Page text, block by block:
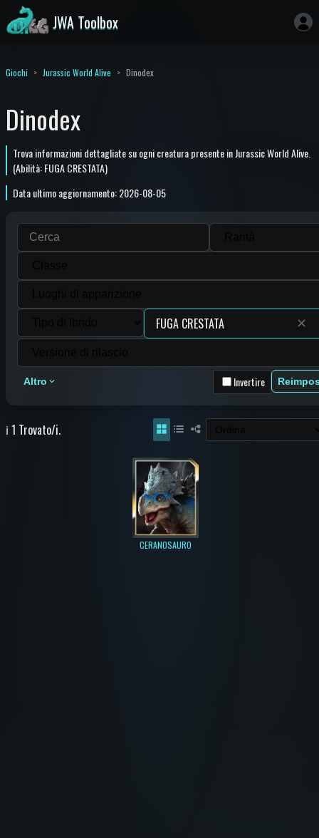
JWA Toolbox
Giochi Jurassic World Alive Dinodex
Dinodex
Trova informazioni dettagliate su ogni creatura presente in Jurassic World Alive.
(Abilità: FUGA CRESTATA)
Data ultimo aggiornamento: 2026-08-05
✕
Altro Invertire
ℹ️ 1 Trovato/i.
CERANOSAURO